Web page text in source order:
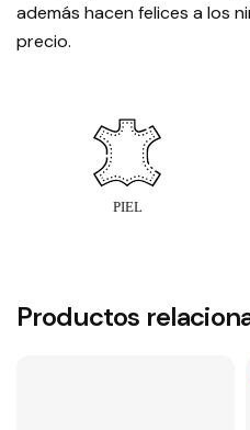
además hacen felices a los
precio.
Productos